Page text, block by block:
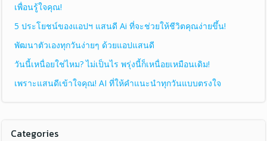
เพื่อนรู้ใจคุณ!
5 ประโยชน์ของแอปฯ แสนดี Ai ที่จะช่วยให้ชีวิตคุณง่ายขึ้น!
พัฒนาตัวเองทุกวันง่ายๆ ด้วยแอปแสนดี
วันนี้เหนื่อยใช่ไหม? ไม่เป็นไร พรุ่งนี้ก็เหนื่อยเหมือนเดิม!
เพราะแสนดีเข้าใจคุณ! AI ที่ให้คำแนะนำทุกวันแบบตรงใจ
Categories